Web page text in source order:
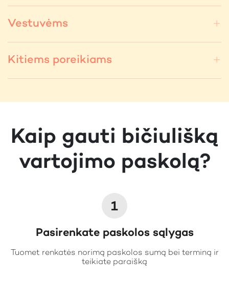
Vestuvėms
Kitiems poreikiams
Kaip gauti bičiulišką
vartojimo paskolą?
1
Pasirenkate paskolos sąlygas
Tuomet renkatės norimą paskolos sumą bei terminą ir
teikiate paraišką